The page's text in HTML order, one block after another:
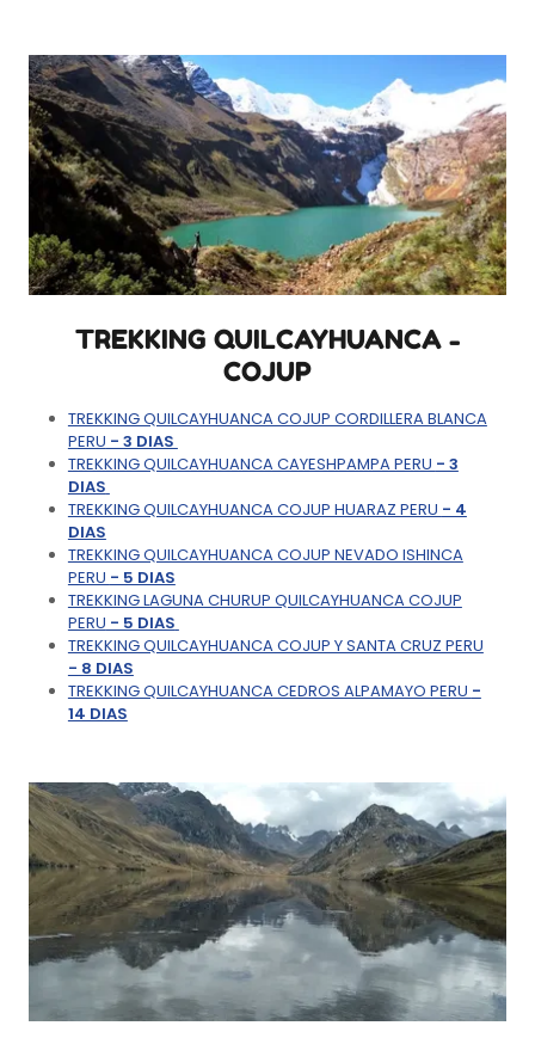
TREKKING QUILCAYHUANCA -
COJUP
TREKKING QUILCAYHUANCA COJUP CORDILLERA BLANCA
PERU - 3 DIAS
TREKKING QUILCAYHUANCA CAYESHPAMPA PERU - 3
DIAS
TREKKING QUILCAYHUANCA COJUP HUARAZ PERU - 4
DIAS
TREKKING QUILCAYHUANCA COJUP NEVADO ISHINCA
PERU - 5 DIAS
TREKKING LAGUNA CHURUP QUILCAYHUANCA COJUP
PERU - 5 DIAS
TREKKING QUILCAYHUANCA COJUP Y SANTA CRUZ PERU
- 8 DIAS
TREKKING QUILCAYHUANCA CEDROS ALPAMAYO PERU -
14 DIAS